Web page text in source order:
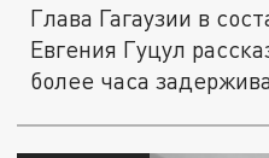
Глава Гагаузии в
Евгения Гуцул
более часа